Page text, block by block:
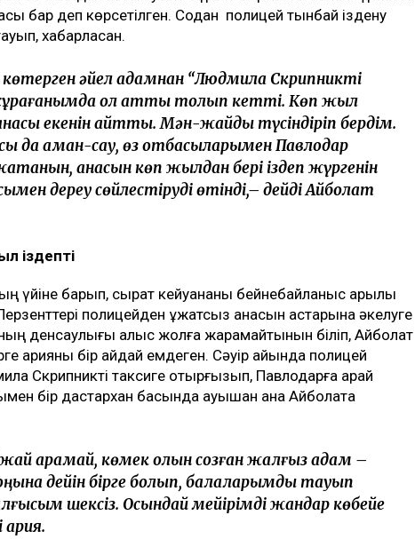
бар деп көрсетілген. Содан полицей тынбай іздену
хабарласқан.
әйел адамнан “Людмила Скрипникті
ол қатты толқып кетті. Көп жыл
екенін айтты. Мән-жайды түсіндіріп бердім.
да аман-сау, өз отбасыларымен Павлодар
анасын көп жылдан бері іздеп жүргенін
дереу сөйлестіруді өтінді,– дейді Айболат
іздепті
үйіне барып, сырқат кейуананы бейнебайланыс арқылы
полицейден құжатсыз анасын қастарына әкелуге
денсаулығы алыс жолға жарамайтынын біліп, Айболат
қарияны бір айдай емдеген. Сәуір айында полицей
Скрипникті таксиге отырғызып, Павлодарға қарай
бір дастархан басында қауышқан ана Айболатқа
қарамай, көмек қолын созған жалғыз адам –
дейін бірге болып, балаларымды тауып
шексіз. Осындай мейірімді жандар көбейе